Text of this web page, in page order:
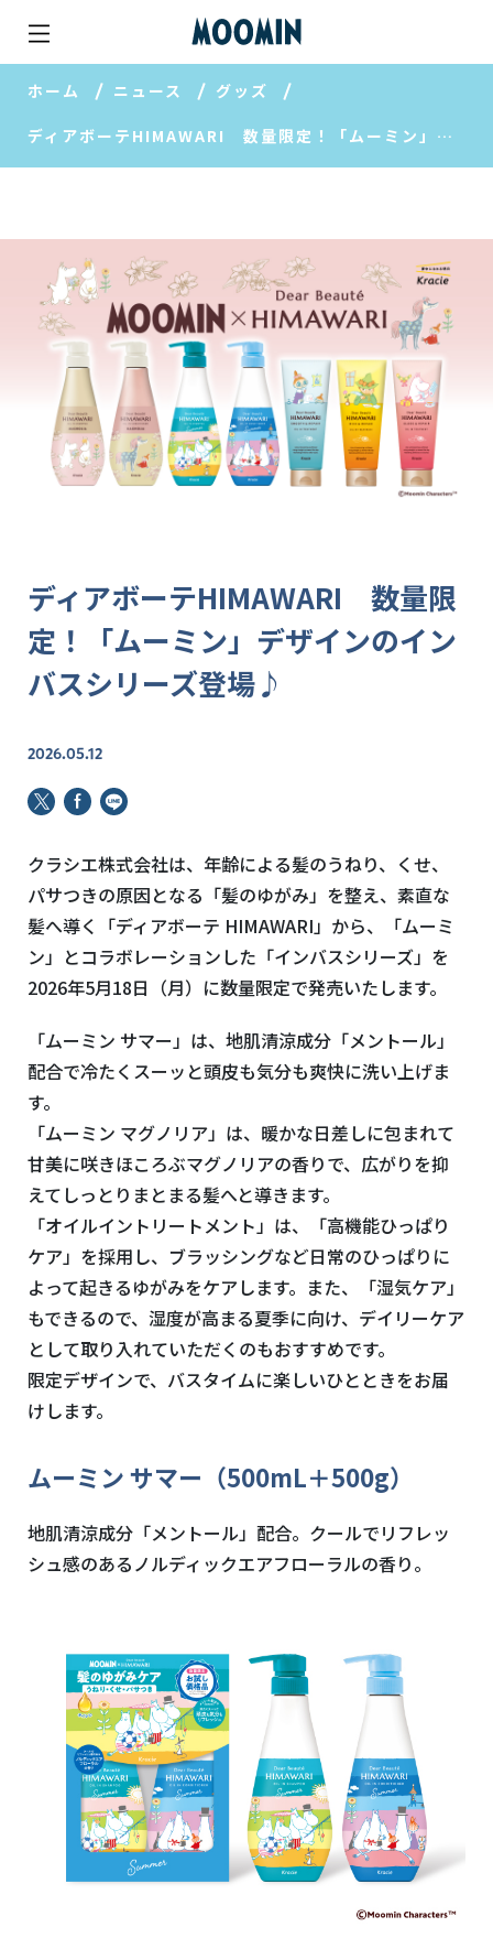
ホーム ニュース グッズ
ディアボーテHIMAWARI 数量限定！「ムーミン」デザインのインバスシリーズ登場♪
ディアボーテHIMAWARI 数量限
定！「ムーミン」デザインのイン
バスシリーズ登場♪
2026.05.12
クラシエ株式会社は、年齢による髪のうねり、くせ、
パサつきの原因となる「髪のゆがみ」を整え、素直な
髪へ導く「ディアボーテ HIMAWARI」から、「ムーミ
ン」とコラボレーションした「インバスシリーズ」を
2026年5月18日（月）に数量限定で発売いたします。
「ムーミン サマー」は、地肌清涼成分「メントール」
配合で冷たくスーッと頭皮も気分も爽快に洗い上げま
す。
「ムーミン マグノリア」は、暖かな日差しに包まれて
甘美に咲きほころぶマグノリアの香りで、広がりを抑
えてしっとりまとまる髪へと導きます。
「オイルイントリートメント」は、「高機能ひっぱり
ケア」を採用し、ブラッシングなど日常のひっぱりに
よって起きるゆがみをケアします。また、「湿気ケア」
もできるので、湿度が高まる夏季に向け、デイリーケア
として取り入れていただくのもおすすめです。
限定デザインで、バスタイムに楽しいひとときをお届
けします。
ムーミン サマー（500mL＋500g）
地肌清涼成分「メントール」配合。クールでリフレッ
シュ感のあるノルディックエアフローラルの香り。